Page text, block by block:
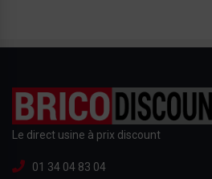
Le direct usine à prix discount
01 34 04 83 04